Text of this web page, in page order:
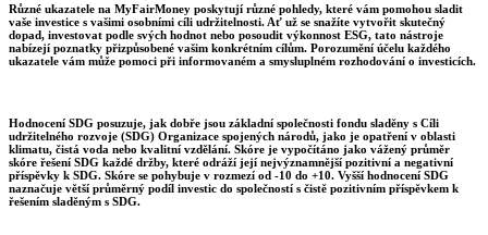
Různé ukazatele na MyFairMoney poskytují různé pohledy, které vám pomohou sladit
vaše investice s vašimi osobními cíli udržitelnosti. Ať už se snažíte vytvořit skutečný
dopad, investovat podle svých hodnot nebo posoudit výkonnost ESG, tato nástroje
nabízejí poznatky přizpůsobené vašim konkrétním cílům. Porozumění účelu každého
ukazatele vám může pomoci při informovaném a smysluplném rozhodování o investicích.
Hodnocení SDG posuzuje, jak dobře jsou základní společnosti fondu sladěny s Cíli
udržitelného rozvoje (SDG) Organizace spojených národů, jako je opatření v oblasti
klimatu, čistá voda nebo kvalitní vzdělání. Skóre je vypočítáno jako vážený průměr
skóre řešení SDG každé držby, které odráží její nejvýznamnější pozitivní a negativní
příspěvky k SDG. Skóre se pohybuje v rozmezí od -10 do +10. Vyšší hodnocení SDG
naznačuje větší průměrný podíl investic do společností s čistě pozitivním příspěvkem k
řešením sladěným s SDG.